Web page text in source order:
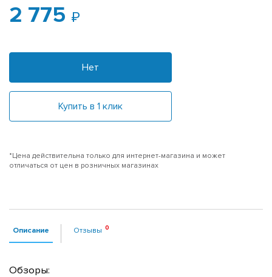
2 775
Нет
Купить в 1 клик
*Цена действительна только для интернет-магазина и может
отличаться от цен в розничных магазинах
Описание Отзывы
Обзоры: